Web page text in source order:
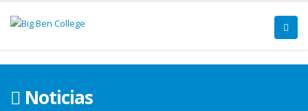
Noticias